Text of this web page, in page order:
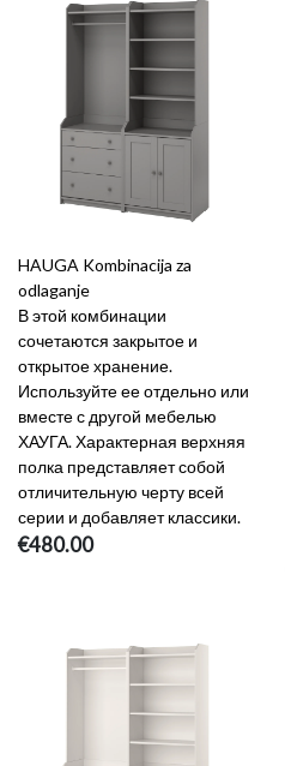
HAUGA Kombinacija za
odlaganje
В этой комбинации
сочетаются закрытое и
открытое хранение.
Используйте ее отдельно или
вместе с другой мебелью
ХАУГА. Характерная верхняя
полка представляет собой
отличительную черту всей
серии и добавляет классики.
€480.00